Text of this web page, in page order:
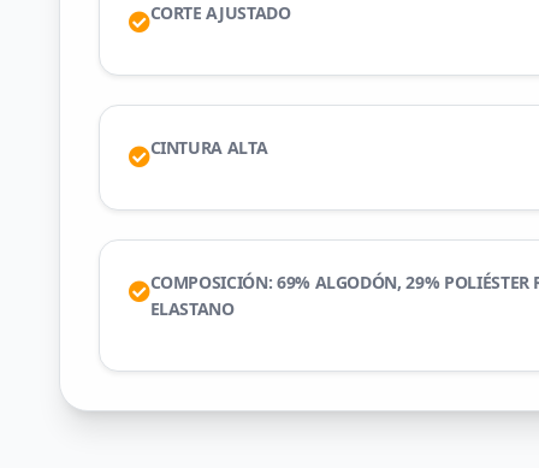
CORTE AJUSTADO
CINTURA ALTA
COMPOSICIÓN: 69% ALGODÓN, 29% POLIÉSTER
ELASTANO